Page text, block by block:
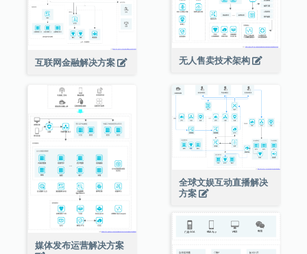
互联网金融解决方案 无人售卖技术架构
媒体发布运营解决方案
全球文娱互动直播解决
方案